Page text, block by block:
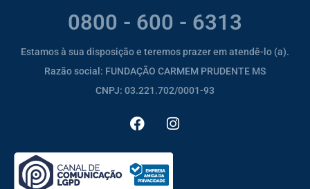
0800 - 600 - 6313
Estamos à sua disposição e teremos prazer em atendê-lo (a).
Razão social: FUNDAÇÃO CARMEM PRUDENTE MS
CNPJ: 03.221.702/0001-93